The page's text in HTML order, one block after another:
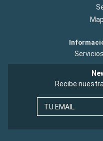
Recibe
TU EMAIL